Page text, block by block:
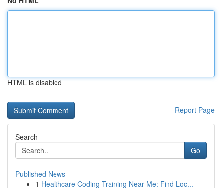
HTML is disabled
Report Page
Search
Go
Published News
1 Healthcare Coding Training Near Me: Find Loc...